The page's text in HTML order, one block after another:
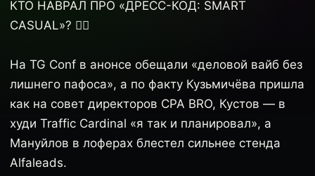
КТО НАВРАЛ ПРО «ДРЕСС-КОД: SMART
CASUAL»? 🕵️‍♂️
На TG Conf в анонсе обещали «деловой вайб без
лишнего пафоса», а по факту Кузьмичёва пришла
как на совет директоров CPA BRO, Кустов — в
худи Traffic Cardinal «я так и планировал», а
Мануйлов в лоферах блестел сильнее стенда
Alfaleads.